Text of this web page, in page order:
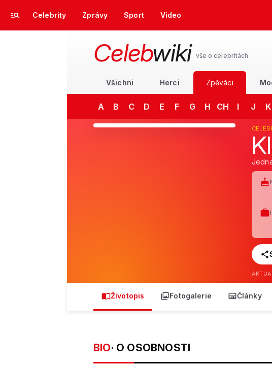
Celebrity Zprávy Sport Video
Celebwiki vše o celebritách
Všichni Herci Zpěváci
A B C D E F G H CH I J K
Životopis Fotogalerie Články
BIO· O OSOBNOSTI